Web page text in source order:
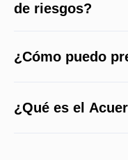
de riesgos?
¿Cómo puedo
¿Qué es el